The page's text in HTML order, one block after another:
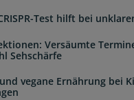
Test hilft bei
Versäumte
Sehschärfe
vegane Ernährung bei